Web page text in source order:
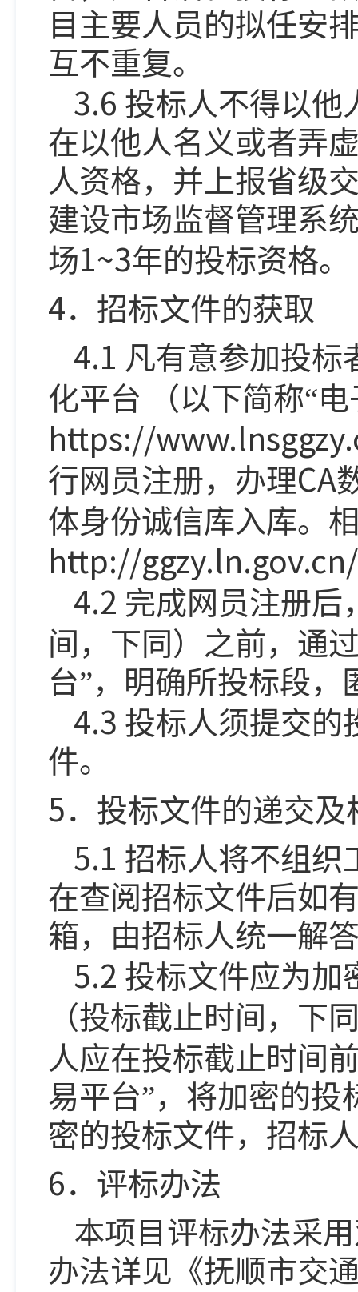
目主要人员的拟任安
互不重复。
3.6 投标人不得以他
在以他人名义或者弄
人资格，并上报省级
建设市场监督管理系
场1~3年的投标资格。
4．招标文件的获取
4.1 凡有意参加投标
化平台
（以下简称“
https://
行网员注册，办理CA
体身份诚信库入库。
http://
4.2 完成网员注册后
间，下同）之前，通
台”，明确所投标段，
4.3 投标人须提交的
件。
5．投标文件的递交及
5.1 招标人将不组织
在查阅招标文件后如
箱，由招标人统一解
5.2 投标文件应为加
（投标截止时间，下
人应在投标截止时间
易平台”，将加密的投
密的投标文件，招标
6．评标办法
本项目评标办法采
办法详见《抚顺市交